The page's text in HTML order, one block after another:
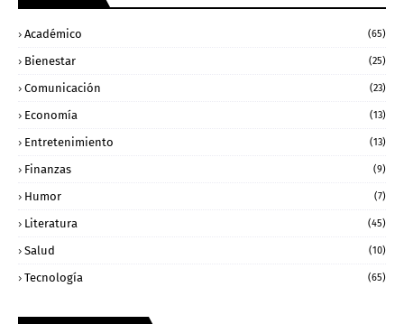
Académico (65)
Bienestar (25)
Comunicación (23)
Economía (13)
Entretenimiento (13)
Finanzas (9)
Humor (7)
Literatura (45)
Salud (10)
Tecnología (65)